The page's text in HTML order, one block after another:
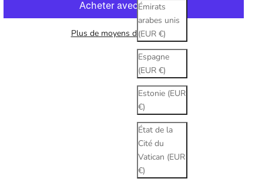
Émirats
arabes unis
(EUR €)
Espagne
(EUR €)
Estonie (EUR
€)
État de la
Cité du
Vatican (EUR
€)
Plus de moyens de paiement